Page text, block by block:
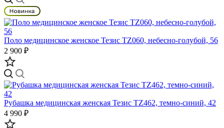
Поло медицинское женское Тезис TZ060, небесно-голубой, 56
2 900 ₽
Рубашка медицинская женская Тезис TZ462, темно-синий, 42
4 990 ₽